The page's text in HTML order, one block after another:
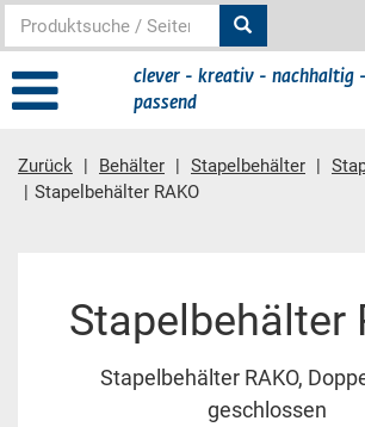
clever - kreativ - nachhaltig -
passend
Zurück Behälter Stapelbehälter
Stapelbehälter RAKO
Stapelbehälter
Stapelbehälter RAKO,
geschlossen